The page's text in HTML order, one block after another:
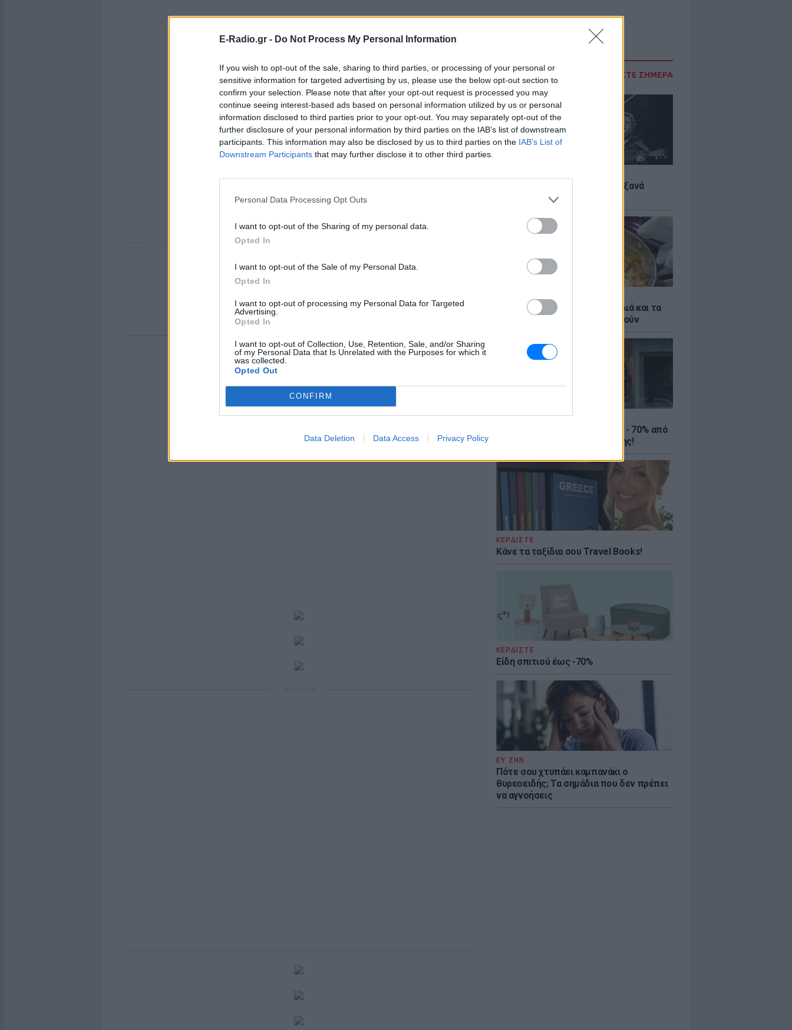
E-Radio.gr - Do Not Process My Personal Information
If you wish to opt-out of the sale, sharing to third parties, or processing of your personal or
sensitive information for targeted advertising by us, please use the below opt-out section to
confirm your selection. Please note that after your opt-out request is processed you may
continue seeing interest-based ads based on personal information utilized by us or personal
information disclosed to third parties prior to your opt-out. You may separately opt-out of the
further disclosure of your personal information by third parties on the IAB’s list of downstream
participants. This information may also be disclosed by us to third parties on the IAB’s List of
Downstream Participants that may further disclose it to other third parties.
Personal Data Processing Opt Outs
I want to opt-out of the Sharing of my personal data.
Opted In
I want to opt-out of the Sale of my Personal Data.
Opted In
I want to opt-out of processing my Personal Data for Targeted
Advertising.
Opted In
I want to opt-out of Collection, Use, Retention, Sale, and/or Sharing
of my Personal Data that Is Unrelated with the Purposes for which it
was collected.
Opted Out
CONFIRM
Data Deletion Data Access Privacy Policy
ΔΙΑΒΑΣΤΕ ΣΗΜΕΡΑ
5 one-hit wonders που έγιναν ξανά
διάσημοι από… ατύχημα
Ελληνικό γιαούρτι: Μία κουταλιά και τα
scrambled eggs θα απογειωθούν
ΚΕΡΔΙΣΤΕ
Καλοκαιρινές εκπτώσεις έως - 70% από
τα μεγαλύτερα eshops ένδυσης!
ΚΕΡΔΙΣΤΕ
Κάνε τα ταξίδια σου Travel Books!
ΚΕΡΔΙΣΤΕ
Είδη σπιτιού έως -70%
ΕΥ ΖΗΝ
Πότε σου χτυπάει καμπανάκι ο
θυρεοειδής; Τα σημάδια που δεν πρέπει
να αγνοήσεις